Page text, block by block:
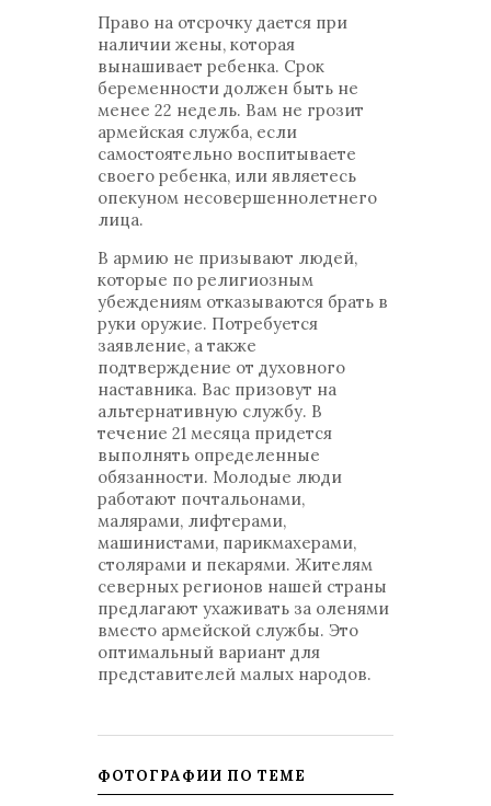
Право на отсрочку дается при
наличии жены, которая
вынашивает ребенка. Срок
беременности должен быть не
менее 22 недель. Вам не грозит
армейская служба, если
самостоятельно воспитываете
своего ребенка, или являетесь
опекуном несовершеннолетнего
лица.
В армию не призывают людей,
которые по религиозным
убеждениям отказываются брать в
руки оружие. Потребуется
заявление, а также
подтверждение от духовного
наставника. Вас призовут на
альтернативную службу. В
течение 21 месяца придется
выполнять определенные
обязанности. Молодые люди
работают почтальонами,
малярами, лифтерами,
машинистами, парикмахерами,
столярами и пекарями. Жителям
северных регионов нашей страны
предлагают ухаживать за оленями
вместо армейской службы. Это
оптимальный вариант для
представителей малых народов.
ФОТОГРАФИИ ПО ТЕМЕ